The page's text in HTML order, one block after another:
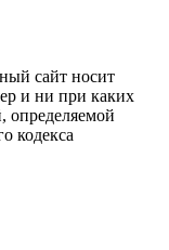
сайт носит
и ни при каких
определяемой
кодекса